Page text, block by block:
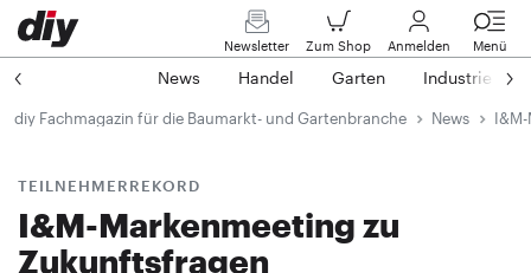
Newsletter Zum Shop Anmelden Menü
News Handel Garten Industrie
diy Fachmagazin für die Baumarkt- und Gartenbranche News
TEILNEHMERREKORD
I&M-Markenmeeting zu
Zukunftsfragen